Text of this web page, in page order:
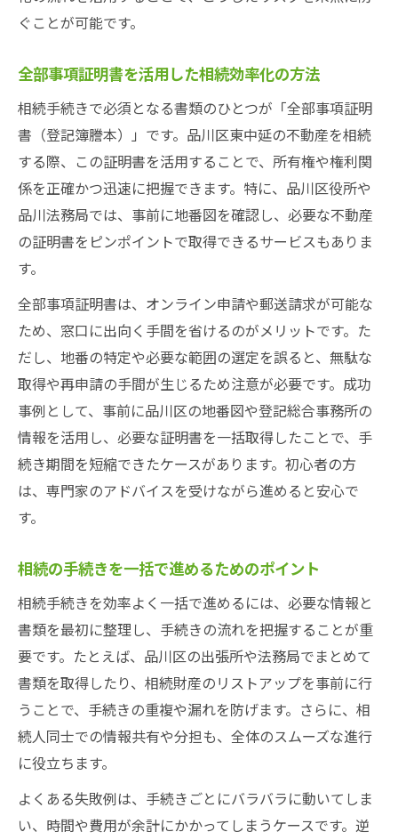
ぐことが可能です。
全部事項証明書を活用した相続効率化の方法
相続手続きで必須となる書類のひとつが「全部事項証明
書（登記簿謄本）」です。品川区東中延の不動産を相続
する際、この証明書を活用することで、所有権や権利関
係を正確かつ迅速に把握できます。特に、品川区役所や
品川法務局では、事前に地番図を確認し、必要な不動産
の証明書をピンポイントで取得できるサービスもありま
す。
全部事項証明書は、オンライン申請や郵送請求が可能な
ため、窓口に出向く手間を省けるのがメリットです。た
だし、地番の特定や必要な範囲の選定を誤ると、無駄な
取得や再申請の手間が生じるため注意が必要です。成功
事例として、事前に品川区の地番図や登記総合事務所の
情報を活用し、必要な証明書を一括取得したことで、手
続き期間を短縮できたケースがあります。初心者の方
は、専門家のアドバイスを受けながら進めると安心で
す。
相続の手続きを一括で進めるためのポイント
相続手続きを効率よく一括で進めるには、必要な情報と
書類を最初に整理し、手続きの流れを把握することが重
要です。たとえば、品川区の出張所や法務局でまとめて
書類を取得したり、相続財産のリストアップを事前に行
うことで、手続きの重複や漏れを防げます。さらに、相
続人同士での情報共有や分担も、全体のスムーズな進行
に役立ちます。
よくある失敗例は、手続きごとにバラバラに動いてしま
い、時間や費用が余計にかかってしまうケースです。逆